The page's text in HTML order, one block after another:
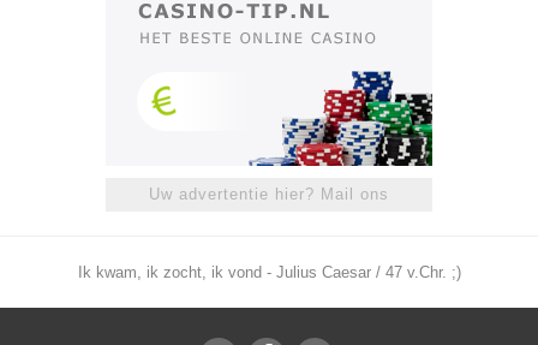
Uw advertentie hier? Mail ons
Ik kwam, ik zocht, ik vond - Julius Caesar / 47 v.Chr. ;)